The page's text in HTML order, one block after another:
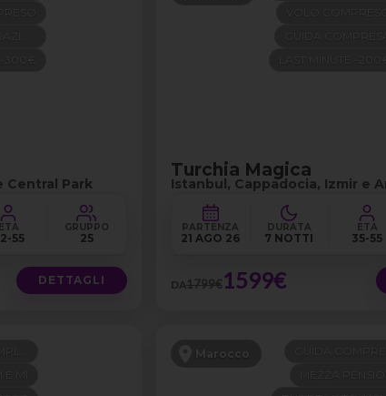
Central Park
ETÀ
55
GRUPPO
25
DETTAGLI
Turchia Magica
Istanbul, Cappadocia, Izmir e
PARTENZA
21 AGO 26
DURATA
7 NOTTI
ETÀ
35-55
DA1799€1599€
Marocco